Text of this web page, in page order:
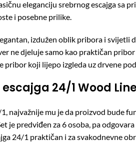
eleganciju srebrnog escajga sa
i posebne prilike.
izdužen oblik pribora i
ne djeluje samo kao praktičan
pribor koji lijepo izgleda uz drvene
24/1 Wood
najvažnije mu je da proizvod bude
je predviđen za 6 osoba, pa
24/1 praktičan i za svakodnevne